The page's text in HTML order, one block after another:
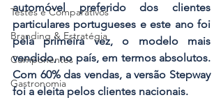
Testes e Comparativos
Branding & Estratégia
Componentes
Gastronomia
automóvel preferido dos clientes
particulares portugueses e este ano foi
pela primeira vez, o modelo mais
vendido, no país, em termos absolutos.
Com 60% das vendas, a versão Stepway
foi a eleita pelos clientes nacionais.